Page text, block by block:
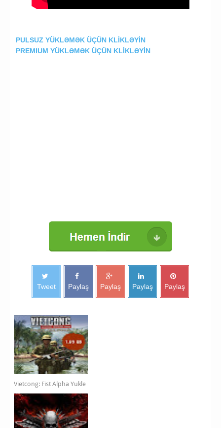
PULSUZ YÜKLƏMƏK ÜÇÜN KLİKLƏYİN
PREMIUM YÜKLƏMƏK ÜÇÜN KLİKLƏYİN
Tweet Paylaş Paylaş Paylaş Paylaş
Vietcong: Fist Alpha Yukle